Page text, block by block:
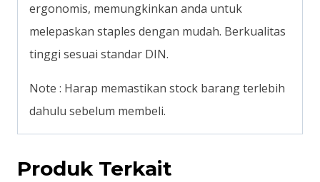
ergonomis, memungkinkan anda untuk
melepaskan staples dengan mudah. Berkualitas
tinggi sesuai standar DIN.
Note : Harap memastikan stock barang terlebih
dahulu sebelum membeli.
Produk Terkait